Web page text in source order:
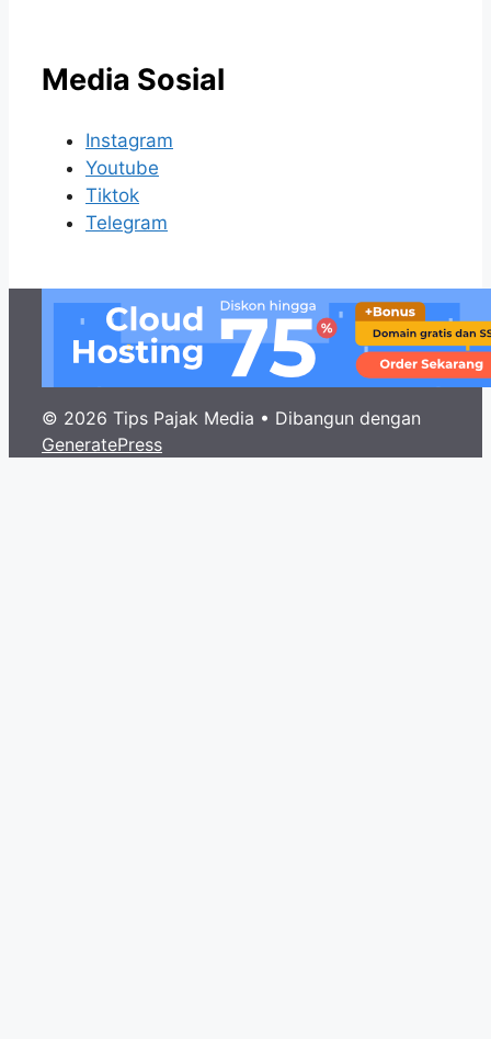
Media Sosial
Instagram
Youtube
Tiktok
Telegram
© 2026 Tips Pajak Media • Dibangun dengan
GeneratePress